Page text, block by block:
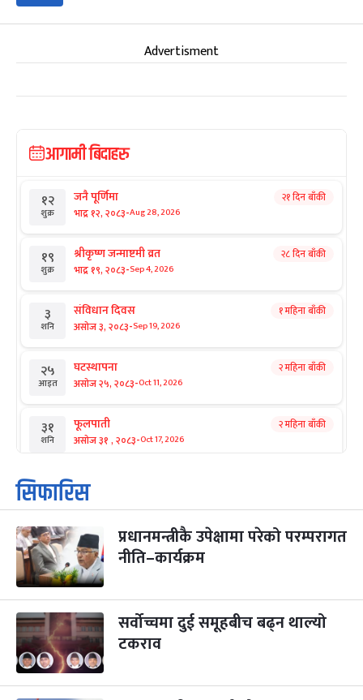
Advertisment
आगामी बिदाहरु
१२
शुक्र
जनै पूर्णिमा
भाद्र १२, २०८३-Aug 28, 2026
२१ दिन बाँकी
१९
शुक्र
श्रीकृष्ण जन्माष्टमी व्रत
भाद्र १९, २०८३-Sep 4, 2026
२८ दिन बाँकी
३
शनि
संविधान दिवस
असोज ३, २०८३-Sep 19, 2026
१ महिना बाँकी
२५
आइत
घटस्थापना
असोज २५, २०८३-Oct 11, 2026
२ महिना बाँकी
३१
शनि
फूलपाती
असोज ३१ , २०८३-Oct 17, 2026
२ महिना बाँकी
१
आइत
कार्तिक सङ्क्रान्ति
कार्तिक १, २०८३
३
मंगल
महानवमी
कार्तिक ३, २०८३-Oct 20, 2026
२ महिना बाँकी
४
बुध कार्तिक ४, २०८३ -Oct 21, 2026
५
बिहि
पापा‌ङ्कुशा एकादशी व्रत
कार्तिक ५, २०८३
सिफारिस
प्रधानमन्त्रीकै उपेक्षामा परेको परम्परागत
नीति–कार्यक्रम
सर्वोच्चमा दुई समूहबीच बढ्न थाल्यो
टकराव